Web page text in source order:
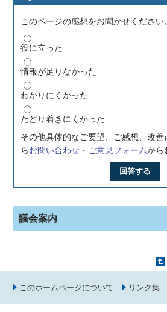
このページの感想をお聞かせください
役に立った
情報が足りなかった
わかりにくかった
たどり着きにくかった
その他具体的なご要望、ご感想、改善
らお問い合わせ・ご意見フォームから
回答する
議会案内
このホームページについて リンク集